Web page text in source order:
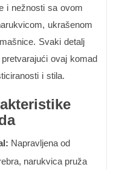
i nežnosti sa ovom
ukrašenom
Svaki detalj
ovaj komad
i stila.
Napravljena od
narukvica pruža